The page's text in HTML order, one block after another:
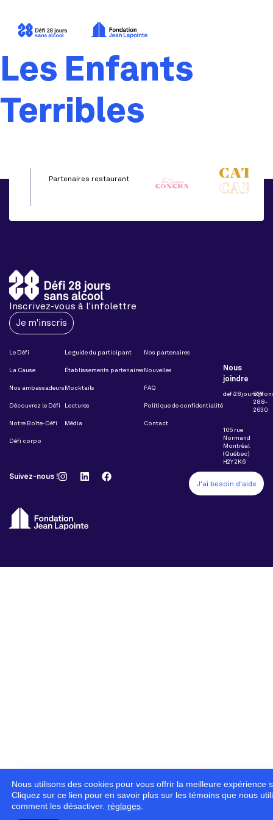
Les Enfants
Terribles
Partenaires restaurant
Inscrivez-vous à l'infolettre
Je m'inscris
Le Défi
La Cause
Nos ambassadeurs
Découvrez le Défi
Notre Boîte-Défi
Défi corpo
Le guide du participant
Établissements partenaires
Mocktails
Lectures
Média
Nos partenaires
Nouvelles
FAQ
Politique de confidentialité
Contact
Nous
joindre
514
288-
2630
105 rue
Normand
Montréal
(Québec)
H2Y 2K6
Suivez-nous !
J'ai besoin d'aide
Nous utilisons des cookies pour vous offrir la meilleure expérience
Cliquez sur ce lien pour en savoir plus sur les témoins que nous
comment les désactiver. réglages